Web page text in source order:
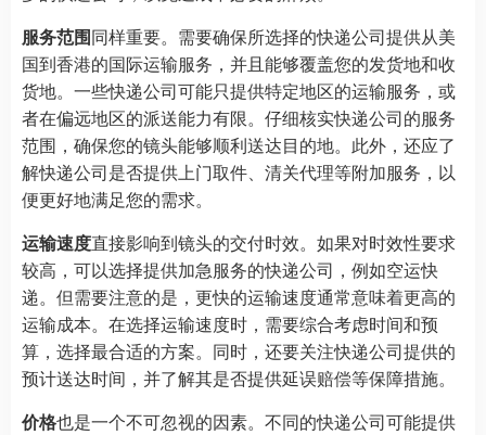
服务范围同样重要。需要确保所选择的快递公司提供从美
国到香港的国际运输服务，并且能够覆盖您的发货地和收
货地。一些快递公司可能只提供特定地区的运输服务，或
者在偏远地区的派送能力有限。仔细核实快递公司的服务
范围，确保您的镜头能够顺利送达目的地。此外，还应了
解快递公司是否提供上门取件、清关代理等附加服务，以
便更好地满足您的需求。
运输速度直接影响到镜头的交付时效。如果对时效性要求
较高，可以选择提供加急服务的快递公司，例如空运快
递。但需要注意的是，更快的运输速度通常意味着更高的
运输成本。在选择运输速度时，需要综合考虑时间和预
算，选择最合适的方案。同时，还要关注快递公司提供的
预计送达时间，并了解其是否提供延误赔偿等保障措施。
价格也是一个不可忽视的因素。不同的快递公司可能提供